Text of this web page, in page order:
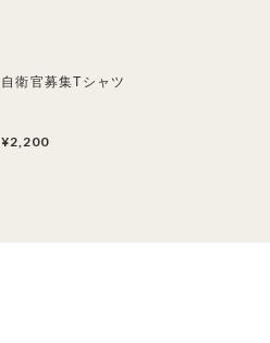
自衛官募集Tシャツ
¥2,200